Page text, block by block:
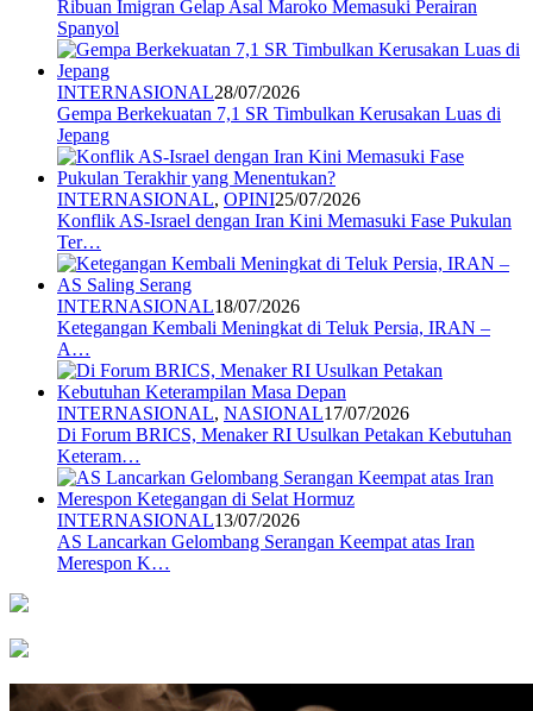
Ribuan Imigran Gelap Asal Maroko Memasuki Perairan
Spanyol
INTERNASIONAL28/07/2026
Gempa Berkekuatan 7,1 SR Timbulkan Kerusakan Luas di
Jepang
INTERNASIONAL, OPINI25/07/2026
Konflik AS-Israel dengan Iran Kini Memasuki Fase Pukulan
Ter…
INTERNASIONAL18/07/2026
Ketegangan Kembali Meningkat di Teluk Persia, IRAN –
A…
INTERNASIONAL, NASIONAL17/07/2026
Di Forum BRICS, Menaker RI Usulkan Petakan Kebutuhan
Keteram…
INTERNASIONAL13/07/2026
AS Lancarkan Gelombang Serangan Keempat atas Iran
Merespon K…